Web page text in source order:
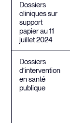
Dossiers
cliniques sur
support
papier au 11
juillet 2024
Dossiers
d’intervention
en santé
publique